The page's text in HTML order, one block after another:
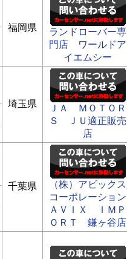
福岡県
ランドローバー専
門店 ワールドア
イエムシー
埼玉県
ＪＡ ＭＯＴＯＲ
Ｓ ＪＵ適正販売
店
千葉県
（株）アビックス
コーポレーション
ＡＶＩＸ ＩＭＰ
ＯＲＴ 鎌ヶ谷店